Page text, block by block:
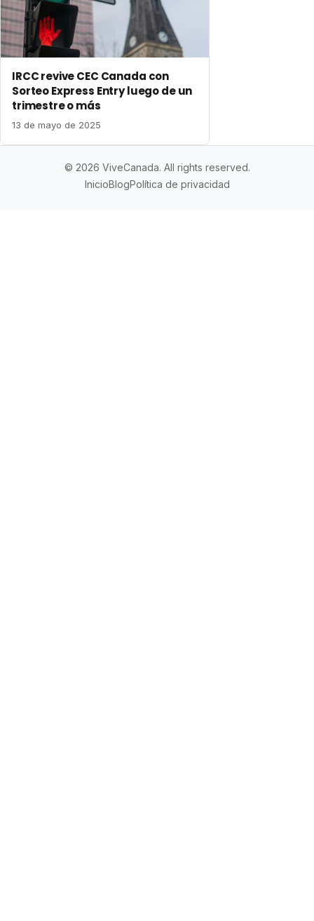
IRCC revive CEC Canada con
Sorteo Express Entry luego de un
trimestre o más
13 de mayo de 2025
© 2026 ViveCanada. All rights reserved.
InicioBlogPolítica de privacidad